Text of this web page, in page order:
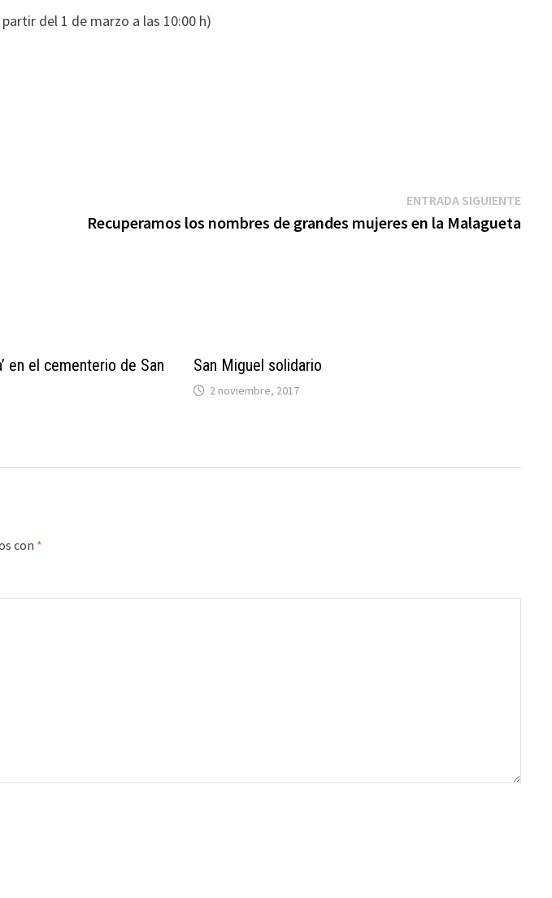
del 1 de marzo a las 10:00 h)
ENTRADA SIGUIENTE
Recuperamos los nombres de grandes mujeres en la Malagueta
en el cementerio de San
San Miguel solidario
2 noviembre, 2017
con *